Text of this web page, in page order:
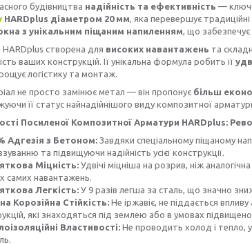
будівництва надійність та ефективність —
HARDplus діаметром 20 мм , яка перевершує
з унікальним піщаним напиленням , що забезпечує
створена для високих навантажень та
ваших конструкцій. Її унікальна формула робить її
логістику та монтаж.
не просто замінює метал — він пропонує більш
її статус найнадійнішого виду композитної арматури
Посиленої Композитної Арматури HARDplus:
Адгезія з Бетоном: Завдяки спеціальному піщаному
та підвищуючи надійність усієї конструкції.
Міцність: Удвічі міцніша на розрив, ніж
самих навантажень.
Легкість: У 9 разів легша за сталь, що значно
Корозійна Стійкість: Не іржавіє, не піддається
які знаходяться під землею або в умовах
Властивості: Не проводить холод і тепло,